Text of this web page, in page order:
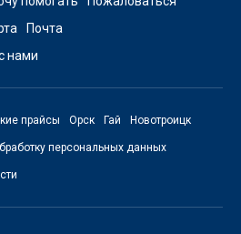
Почта
нами
прайсы Орск Гай Новотроицк
персональных данных